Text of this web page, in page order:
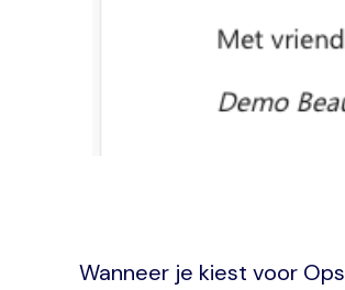
Wanneer je kiest voor